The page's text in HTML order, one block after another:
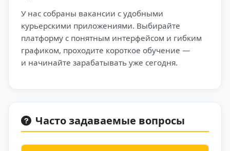
У нас собраны вакансии с удобными
курьерскими приложениями. Выбирайте
платформу с понятным интерфейсом и гибким
графиком, проходите короткое обучение —
и начинайте зарабатывать уже сегодня.
Часто задаваемые вопросы